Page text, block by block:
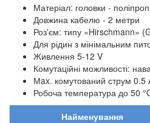
Матеріал: головки -
Довжина кабелю - 2 метри
Роз'єм: типу «Hirschmann»
Для рідин з мінімальним
Живлення 5-12 V
Комутаційні можливості:
Мax. комутований струм 0.5
Робоча температура до 50
Найменування